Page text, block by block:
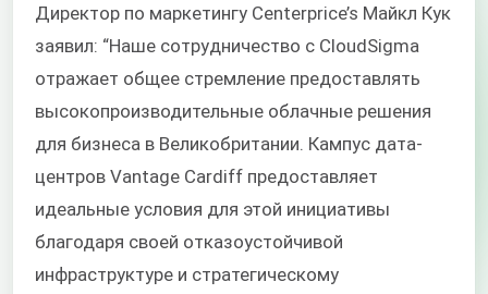
Директор по маркетингу Centerprice’s Майкл Кук
заявил: “Наше сотрудничество с CloudSigma
отражает общее стремление предоставлять
высокопроизводительные облачные решения
для бизнеса в Великобритании. Кампус дата-
центров Vantage Cardiff предоставляет
идеальные условия для этой инициативы
благодаря своей отказоустойчивой
инфраструктуре и стратегическому